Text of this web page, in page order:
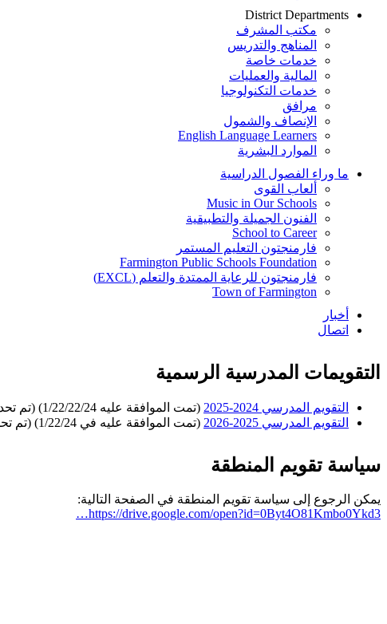
District Departments
مكتب المشرف
المناهج والتدريس
خدمات خاصة
المالية والعمليات
خدمات التكنولوجيا
مرافق
الإنصاف والشمول
English Language Learners
الموارد البشرية
ما وراء الفصول الدراسية
ألعاب القوى
Music in Our Schools
الفنون الجميلة والتطبيقية
School to Career
فارمنجتون التعليم المستمر
Farmington Public Schools Foundation
فارمنجتون للرعاية الممتدة والتعلم (EXCL)
Town of Farmington
أخبار
اتصال
التقويمات المدرسية الرسمية
التقويم المدرسي 2024-2025
(تمت الموافقة عليه 1/22/22/24) (تم تحديثه في 7/9/24)
التقويم المدرسي 2025-2026
(تمت الموافقة عليه في 1/22/24) (تم تحديثه في 7/9/24)
سياسة تقويم المنطقة
يمكن الرجوع إلى سياسة تقويم المنطقة في الصفحة التالية:
https://drive.google.com/open?id=0Byt4O81Kmbo0Ykd3…